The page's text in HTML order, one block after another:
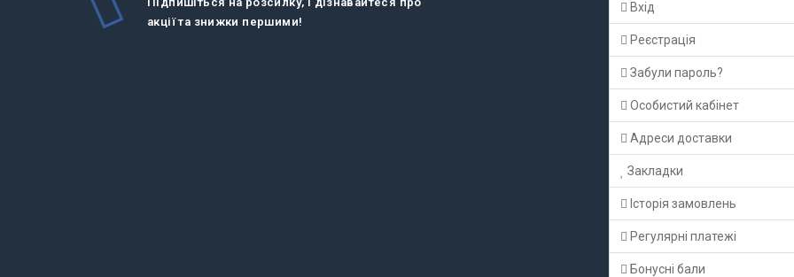
акції та знижки першими!
Вхід
Реєстрація
Забули пароль?
Особистий кабінет
Адреси доставки
Закладки
Історія замовлень
Регулярні платежі
Бонусні бали